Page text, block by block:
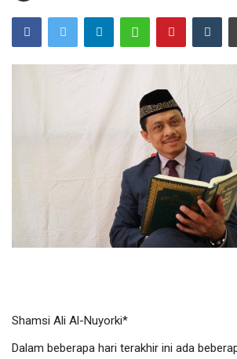
Internasional
Olahraga
Shamsi Ali Al-Nuyorki*
Dalam beberapa hari terakhir ini ada